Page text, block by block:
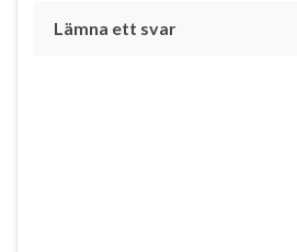
Lämna ett svar